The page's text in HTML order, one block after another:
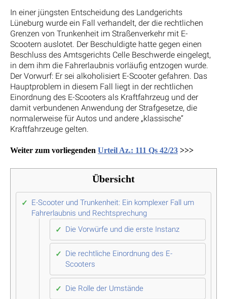
In einer jüngsten Entscheidung des Landgerichts
Lüneburg wurde ein Fall verhandelt, der die rechtlichen
Grenzen von Trunkenheit im Straßenverkehr mit E-
Scootern auslotet. Der Beschuldigte hatte gegen einen
Beschluss des Amtsgerichts Celle Beschwerde eingelegt,
in dem ihm die Fahrerlaubnis vorläufig entzogen wurde.
Der Vorwurf: Er sei alkoholisiert E-Scooter gefahren. Das
Hauptproblem in diesem Fall liegt in der rechtlichen
Einordnung des E-Scooters als Kraftfahrzeug und der
damit verbundenen Anwendung der Strafgesetze, die
normalerweise für Autos und andere „klassische“
Kraftfahrzeuge gelten.
Weiter zum vorliegenden Urteil Az.: 111 Qs 42/23 >>>
Übersicht
E-Scooter und Trunkenheit: Ein komplexer Fall um
Fahrerlaubnis und Rechtsprechung
Die Vorwürfe und die erste Instanz
Die rechtliche Einordnung des E-
Scooters
Die Rolle der Umstände